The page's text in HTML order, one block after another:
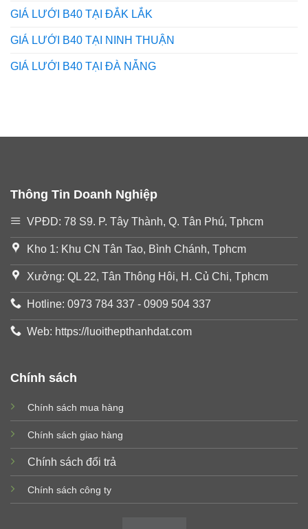
GIÁ LƯỚI B40 TẠI ĐẮK LẮK
GIÁ LƯỚI B40 TẠI NINH THUẬN
GIÁ LƯỚI B40 TẠI ĐÀ NẴNG
Thông Tin Doanh Nghiệp
VPĐD: 78 S9. P. Tây Thành, Q. Tân Phú, Tphcm
Kho 1: Khu CN Tân Tao, Bình Chánh, Tphcm
Xưởng: QL 22, Tân Thông Hôi, H. Củ Chi, Tphcm
Hotline: 0973 784 337 - 0909 504 337
Web: https://luoithepthanhdat.com
Chính sách
Chính sách mua hàng
Chính sách giao hàng
Chính sách đổi trả
Chính sách công ty